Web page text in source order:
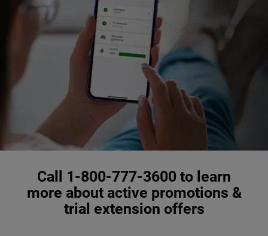
Call 1-800-777-3600 to learn
more about active promotions &
trial extension offers